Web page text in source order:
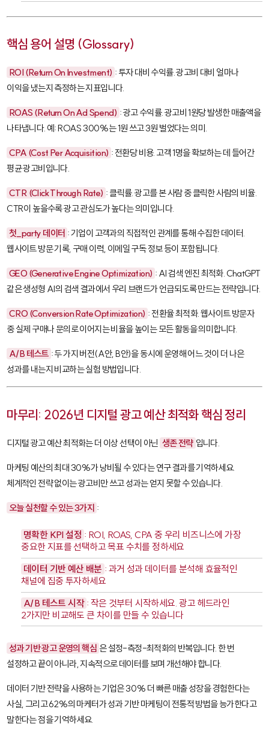
핵심 용어 설명 (Glossary)
ROI (Return On Investment) : 투자 대비 수익률. 광고비 대비 얼마나
이익을 냈는지 측정하는 지표입니다.
ROAS (Return On Ad Spend) : 광고 수익률. 광고비 1원당 발생한 매출액을
나타냅니다. 예: ROAS 300%는 1원 쓰고 3원 벌었다는 의미.
CPA (Cost Per Acquisition) : 전환당 비용. 고객 1명을 확보하는 데 들어간
평균 광고비입니다.
CTR (Click Through Rate) : 클릭률. 광고를 본 사람 중 클릭한 사람의 비율.
CTR이 높을수록 광고 관심도가 높다는 의미입니다.
첫_party 데이터 : 기업이 고객과의 직접적인 관계를 통해 수집한 데이터.
웹사이트 방문 기록, 구매 이력, 이메일 구독 정보 등이 포함됩니다.
GEO (Generative Engine Optimization) : AI 검색 엔진 최적화. ChatGPT
같은 생성형 AI의 검색 결과에서 우리 브랜드가 언급되도록 만드는 전략입니다.
CRO (Conversion Rate Optimization) : 전환율 최적화. 웹사이트 방문자
중 실제 구매나 문의로 이어지는 비율을 높이는 모든 활동을 의미합니다.
A/B 테스트 : 두 가지 버전(A안, B안)을 동시에 운영해 어느 것이 더 나은
성과를 내는지 비교하는 실험 방법입니다.
마무리: 2026년 디지털 광고 예산 최적화 핵심 정리
디지털 광고 예산 최적화는 더 이상 선택이 아닌 생존 전략 입니다.
마케팅 예산의 최대 30%가 낭비될 수 있다는 연구 결과를 기억하세요.
체계적인 전략 없이는 광고비만 쓰고 성과는 얻지 못할 수 있습니다.
오늘 실천할 수 있는 3가지 :
명확한 KPI 설정 : ROI, ROAS, CPA 중 우리 비즈니스에 가장
중요한 지표를 선택하고 목표 수치를 정하세요
데이터 기반 예산 배분 : 과거 성과 데이터를 분석해 효율적인
채널에 집중 투자하세요
A/B 테스트 시작 : 작은 것부터 시작하세요. 광고 헤드라인
2가지만 비교해도 큰 차이를 만들 수 있습니다
성과 기반 광고 운영의 핵심 은 설정-측정-최적화의 반복입니다. 한 번
설정하고 끝이 아니라, 지속적으로 데이터를 보며 개선해야 합니다.
데이터 기반 전략을 사용하는 기업은 30% 더 빠른 매출 성장을 경험한다는
사실, 그리고 62%의 마케터가 성과 기반 마케팅이 전통적 방법을 능가한다고
말한다는 점을 기억하세요.